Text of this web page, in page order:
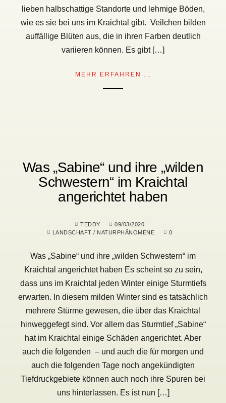
lieben halbschattige Standorte und lehmige Böden,
wie es sie bei uns im Kraichtal gibt. Veilchen bilden
auffällige Blüten aus, die in ihren Farben deutlich
variieren können. Es gibt […]
MEHR ERFAHREN ...
Was „Sabine“ und ihre „wilden
Schwestern“ im Kraichtal
angerichtet haben
TEDDY
09/03/2020
LANDSCHAFT / NATURPHÄNOMENE 0
Was „Sabine“ und ihre „wilden Schwestern“ im
Kraichtal angerichtet haben Es scheint so zu sein,
dass uns im Kraichtal jeden Winter einige Sturmtiefs
erwarten. In diesem milden Winter sind es tatsächlich
mehrere Stürme gewesen, die über das Kraichtal
hinweggefegt sind. Vor allem das Sturmtief „Sabine“
hat im Kraichtal einige Schäden angerichtet. Aber
auch die folgenden – und auch die für morgen und
auch die folgenden Tage noch angekündigten
Tiefdruckgebiete können auch noch ihre Spuren bei
uns hinterlassen. Es ist nun […]